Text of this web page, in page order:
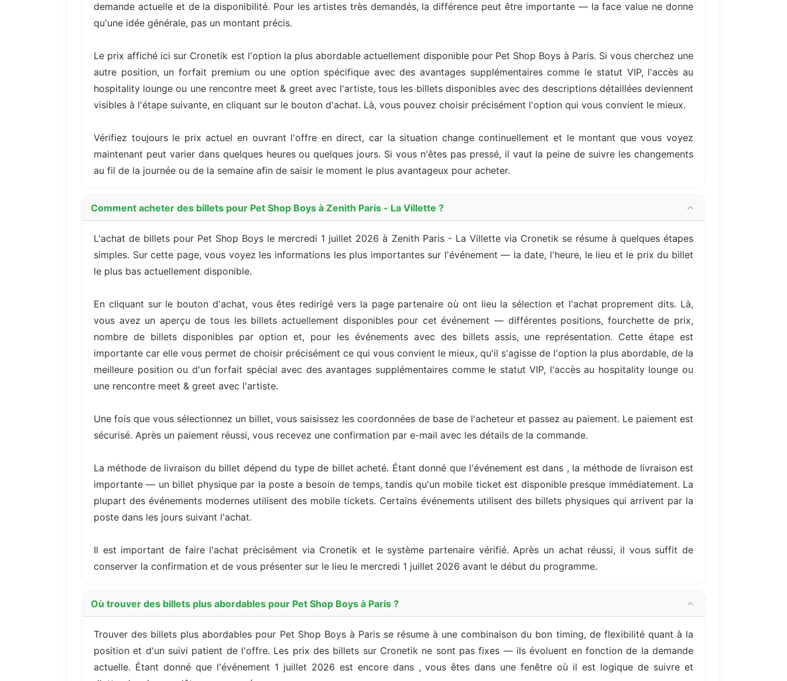
demande actuelle et de la disponibilité. Pour les artistes très demandés, la différence peut être importante — la face value ne donne
qu'une idée générale, pas un montant précis.
Le prix affiché ici sur Cronetik est l'option la plus abordable actuellement disponible pour Pet Shop Boys à Paris. Si vous cherchez une
autre position, un forfait premium ou une option spécifique avec des avantages supplémentaires comme le statut VIP, l'accès au
hospitality lounge ou une rencontre meet & greet avec l'artiste, tous les billets disponibles avec des descriptions détaillées deviennent
visibles à l'étape suivante, en cliquant sur le bouton d'achat. Là, vous pouvez choisir précisément l'option qui vous convient le mieux.
Vérifiez toujours le prix actuel en ouvrant l'offre en direct, car la situation change continuellement et le montant que vous voyez
maintenant peut varier dans quelques heures ou quelques jours. Si vous n'êtes pas pressé, il vaut la peine de suivre les changements
au fil de la journée ou de la semaine afin de saisir le moment le plus avantageux pour acheter.
Comment acheter des billets pour Pet Shop Boys à Zenith Paris - La Villette ?
L'achat de billets pour Pet Shop Boys le mercredi 1 juillet 2026 à Zenith Paris - La Villette via Cronetik se résume à quelques étapes
simples. Sur cette page, vous voyez les informations les plus importantes sur l'événement — la date, l'heure, le lieu et le prix du billet
le plus bas actuellement disponible.
En cliquant sur le bouton d'achat, vous êtes redirigé vers la page partenaire où ont lieu la sélection et l'achat proprement dits. Là,
vous avez un aperçu de tous les billets actuellement disponibles pour cet événement — différentes positions, fourchette de prix,
nombre de billets disponibles par option et, pour les événements avec des billets assis, une représentation. Cette étape est
importante car elle vous permet de choisir précisément ce qui vous convient le mieux, qu'il s'agisse de l'option la plus abordable, de la
meilleure position ou d'un forfait spécial avec des avantages supplémentaires comme le statut VIP, l'accès au hospitality lounge ou
une rencontre meet & greet avec l'artiste.
Une fois que vous sélectionnez un billet, vous saisissez les coordonnées de base de l'acheteur et passez au paiement. Le paiement est
sécurisé. Après un paiement réussi, vous recevez une confirmation par e-mail avec les détails de la commande.
La méthode de livraison du billet dépend du type de billet acheté. Étant donné que l'événement est dans , la méthode de livraison est
importante — un billet physique par la poste a besoin de temps, tandis qu'un mobile ticket est disponible presque immédiatement. La
plupart des événements modernes utilisent des mobile tickets. Certains événements utilisent des billets physiques qui arrivent par la
poste dans les jours suivant l'achat.
Il est important de faire l'achat précisément via Cronetik et le système partenaire vérifié. Après un achat réussi, il vous suffit de
conserver la confirmation et de vous présenter sur le lieu le mercredi 1 juillet 2026 avant le début du programme.
Où trouver des billets plus abordables pour Pet Shop Boys à Paris ?
Trouver des billets plus abordables pour Pet Shop Boys à Paris se résume à une combinaison du bon timing, de flexibilité quant à la
position et d'un suivi patient de l'offre. Les prix des billets sur Cronetik ne sont pas fixes — ils évoluent en fonction de la demande
actuelle. Étant donné que l'événement 1 juillet 2026 est encore dans , vous êtes dans une fenêtre où il est logique de suivre et